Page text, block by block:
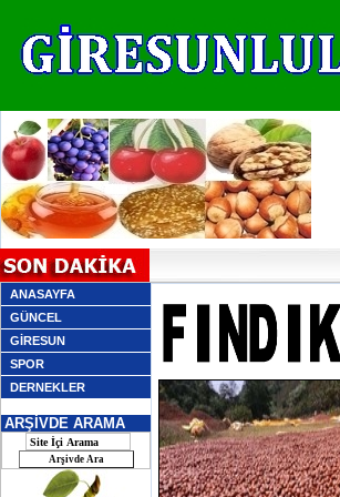
ANASAYFA
GÜNCEL
GİRESUN
SPOR
DERNEKLER
ARŞİVDE ARAMA